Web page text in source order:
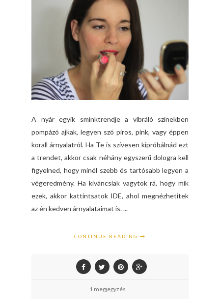
A nyár egyik sminktrendje a vibráló színekben
pompázó ajkak, legyen szó piros, pink, vagy éppen
korall árnyalatról. Ha Te is szívesen kipróbálnád ezt
a trendet, akkor csak néhány egyszerű dologra kell
figyelned, hogy minél szebb és tartósabb legyen a
végeredmény. Ha kíváncsiak vagytok rá, hogy mik
ezek, akkor kattintsatok IDE, ahol megnézhetitek
az én kedven árnyalataimat is. ...
CONTINUE READING
1 megjegyzés